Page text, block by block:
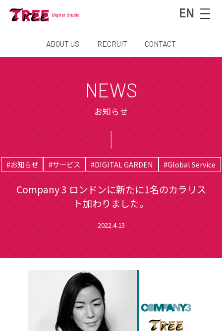
EN
ABOUT US RECRUIT CONTACT
NEWS
お知らせ
#お知らせ #サービス #DIGITAL GARDEN #Global Service
Company 3 ロンドンに新たに1名のカラリス
ト加わりました。
2022.4.13